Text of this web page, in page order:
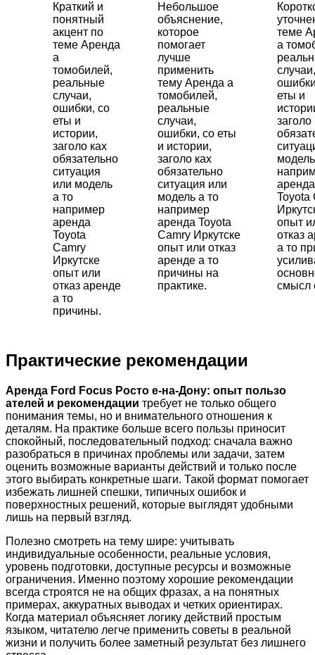
Краткий и
понятный
акцент по
теме Аренда
а
томобилей,
реальные
случаи,
ошибки, со
еты и
истории,
заголо ках
обязательно
ситуация
или модель
а то
например
аренда
Toyota
Camry
Иркутске
опыт или
отказ аренде
а то
причины.
Небольшое
объяснение,
которое
помогает
лучше
применить
тему Аренда а
томобилей,
реальные
случаи,
ошибки, со еты
и истории,
заголо ках
обязательно
ситуация или
модель а то
например
аренда Toyota
Camry Иркутске
опыт или отказ
аренде а то
причины на
практике.
теме
а
случаи,
еты и
заголо
аренда
Toyota
опыт
отказ
а то
смысл
Практические рекомендации
Аренда Ford Focus Росто е-на-Дону: опыт пользо
ателей и рекомендации требует не только общего
понимания темы, но и внимательного отношения к
деталям. На практике больше всего пользы приносит
спокойный, последовательный подход: сначала важно
разобраться в причинах проблемы или задачи, затем
оценить возможные варианты действий и только после
этого выбирать конкретные шаги. Такой формат помогает
избежать лишней спешки, типичных ошибок и
поверхностных решений, которые выглядят удобными
лишь на первый взгляд.
Полезно смотреть на тему шире: учитывать
индивидуальные особенности, реальные условия,
уровень подготовки, доступные ресурсы и возможные
ограничения. Именно поэтому хорошие рекомендации
всегда строятся не на общих фразах, а на понятных
примерах, аккуратных выводах и четких ориентирах.
Когда материал объясняет логику действий простым
языком, читателю легче применить советы в реальной
жизни и получить более заметный результат без лишнего